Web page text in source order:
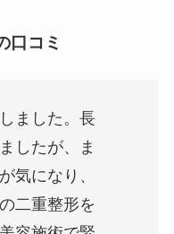
口コミ
ました。長
したが、ま
気になり、
二重整形を